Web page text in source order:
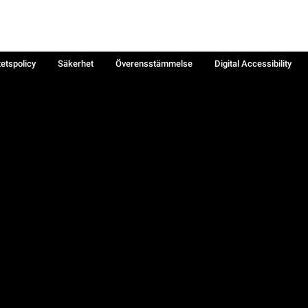
Säkerhet Överensstämmelse
Digital Accessibility